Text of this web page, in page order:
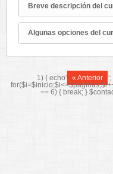
Breve descripción del
Algunas opciones del
1) { echo' « Anterior ';
== 6) { break; }